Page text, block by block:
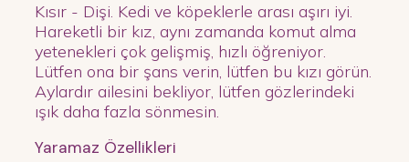
Kısır - Dişi. Kedi ve köpeklerle arası aşırı iyi.
Hareketli bir kız, aynı zamanda komut alma
yetenekleri çok gelişmiş, hızlı öğreniyor.
Lütfen ona bir şans verin, lütfen bu kızı görün.
Aylardır ailesini bekliyor, lütfen gözlerindeki
ışık daha fazla sönmesin.
Yaramaz Özellikleri